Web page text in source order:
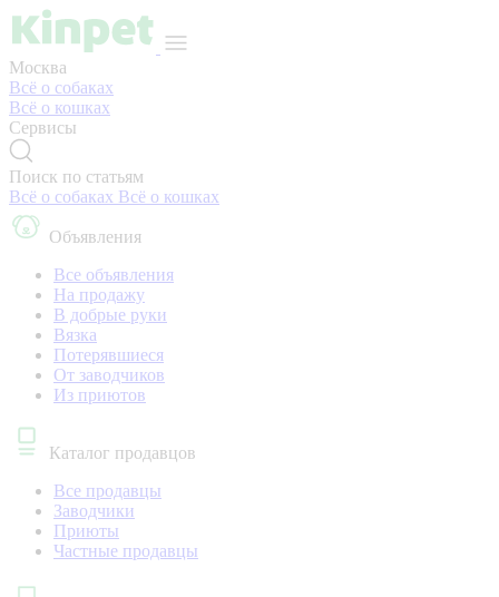
Москва
Всё о собаках
Всё о кошках
Сервисы
Поиск по статьям
Всё о собаках Всё о кошках
Объявления
Все объявления
На продажу
В добрые руки
Вязка
Потерявшиеся
От заводчиков
Из приютов
Каталог продавцов
Все продавцы
Заводчики
Приюты
Частные продавцы